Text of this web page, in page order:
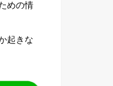
めの情
起きな